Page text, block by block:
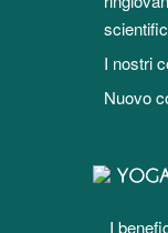
I nostri
Nuovo
I